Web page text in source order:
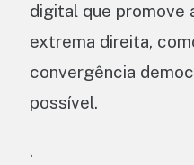
digital que promove
extrema direita,
convergência
possível.
.